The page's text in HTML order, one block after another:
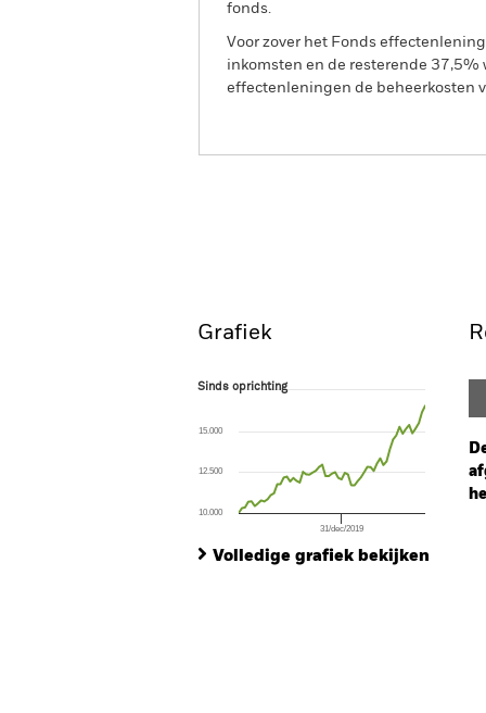
fonds.
Voor zover het Fonds
inkomsten en de resterende
effectenleningen de beheerkosten
Grafiek
Sinds oprichting
The chart has 1 X axis displaying Time.
The chart has 1 Y axis displaying values.
Sinds oprichting
31/dec/2019
10.000
12.500
15.000
Volledige grafiek bekijken